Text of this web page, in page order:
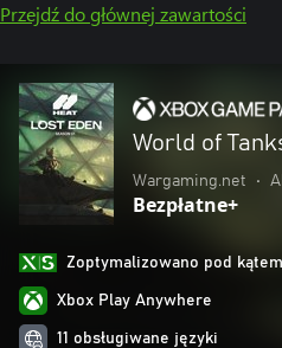
Przejdź do głównej zawartości
World of
Wargaming.net •
Bezpłatne+
Zoptymalizowano pod
Xbox Play Anywhere
11 obsługiwane języki